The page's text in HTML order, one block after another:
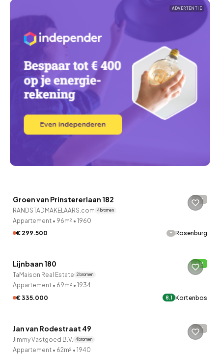
ADVERTENTIE
2 uur geleden ontdekt
Groen van Prinstererlaan 182 -
RANDSTADMAKELAARS.com 4 bronnen
Appartement • 96m² • 1960
€ 299.500
- Rosenburg
2 uur geleden ontdekt
Lijnbaan 180 B
TaMaison Real Estate 2 bronnen
Appartement • 69m² • 1934
€ 335.000
8.1 Kortenbos
3 uur geleden ontdekt
Jan van Rodestraat 49 -
Jimmy Vastgoed B.V. 4 bronnen
Appartement • 62m² • 1940